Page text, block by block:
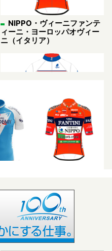
NIPPO・ヴィーニファンテ
ィーニ・ヨーロッパオヴィー
ニ（イタリア）
HKSIプロ・サイクリング・
チーム（香港）
宇都宮ブリッツェン